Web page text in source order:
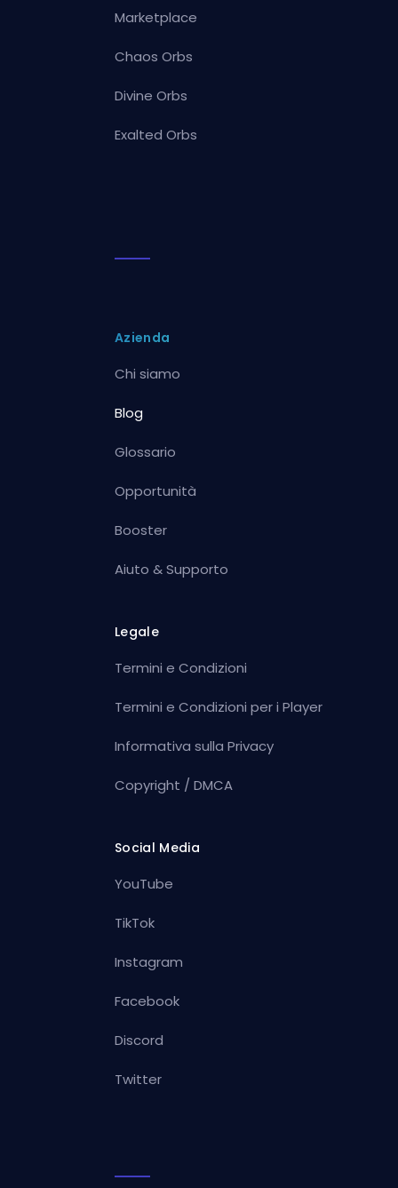
Marketplace
Chaos Orbs
Divine Orbs
Exalted Orbs
Azienda
Chi siamo
Blog
Glossario
Opportunità
Booster
Aiuto & Supporto
Legale
Termini e Condizioni
Termini e Condizioni per i Player
Informativa sulla Privacy
Copyright / DMCA
Social Media
YouTube
TikTok
Instagram
Facebook
Discord
Twitter